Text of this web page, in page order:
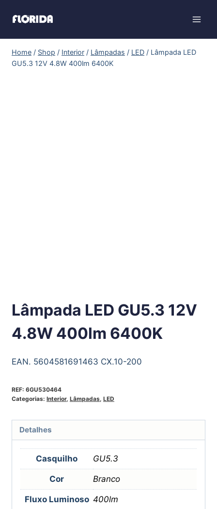
Home / Shop / Interior / Lâmpadas / LED / Lâmpada LED
GU5.3 12V 4.8W 400lm 6400K
Lâmpada LED GU5.3 12V
4.8W 400lm 6400K
EAN. 5604581691463 CX.10-200
REF: 6GU530464
Categorias: Interior, Lâmpadas, LED
Detalhes
Casquilho GU5.3
Cor Branco
Fluxo Luminoso 400lm